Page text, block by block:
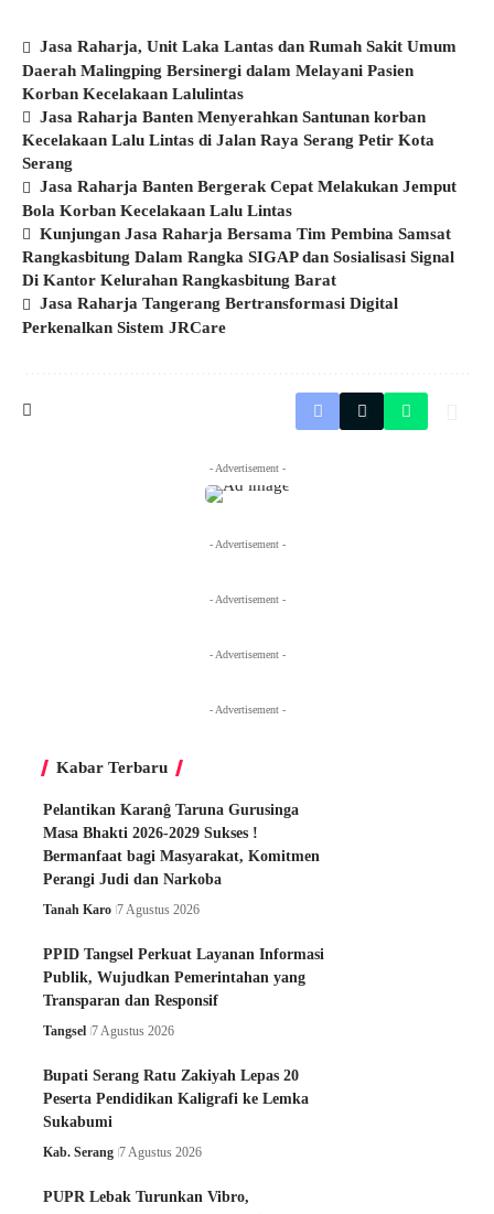
Jasa Raharja, Unit Laka Lantas dan Rumah Sakit Umum
Daerah Malingping Bersinergi dalam Melayani Pasien
Korban Kecelakaan Lalulintas
Jasa Raharja Banten Menyerahkan Santunan korban
Kecelakaan Lalu Lintas di Jalan Raya Serang Petir Kota
Serang
Jasa Raharja Banten Bergerak Cepat Melakukan Jemput
Bola Korban Kecelakaan Lalu Lintas
Kunjungan Jasa Raharja Bersama Tim Pembina Samsat
Rangkasbitung Dalam Rangka SIGAP dan Sosialisasi Signal
Di Kantor Kelurahan Rangkasbitung Barat
Jasa Raharja Tangerang Bertransformasi Digital
Perkenalkan Sistem JRCare
- Advertisement -
- Advertisement -
- Advertisement -
- Advertisement -
- Advertisement -
Kabar Terbaru
Pelantikan Karanĝ Taruna Gurusinga
Masa Bhakti 2026-2029 Sukses !
Bermanfaat bagi Masyarakat, Komitmen
Perangi Judi dan Narkoba
Tanah Karo 7 Agustus 2026
PPID Tangsel Perkuat Layanan Informasi
Publik, Wujudkan Pemerintahan yang
Transparan dan Responsif
Tangsel 7 Agustus 2026
Bupati Serang Ratu Zakiyah Lepas 20
Peserta Pendidikan Kaligrafi ke Lemka
Sukabumi
Kab. Serang 7 Agustus 2026
PUPR Lebak Turunkan Vibro,